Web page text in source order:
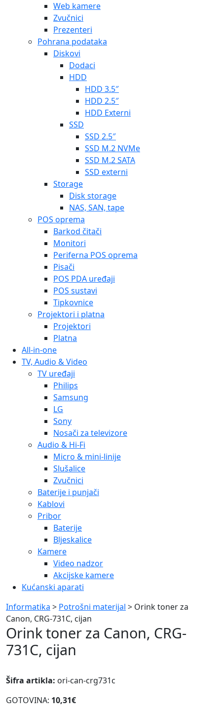
Web kamere
Zvučnici
Prezenteri
Pohrana podataka
Diskovi
Dodaci
HDD
HDD 3.5″
HDD 2.5″
HDD Externi
SSD
SSD 2.5″
SSD M.2 NVMe
SSD M.2 SATA
SSD externi
Storage
Disk storage
NAS, SAN, tape
POS oprema
Barkod čitači
Monitori
Periferna POS oprema
Pisači
POS PDA uređaji
POS sustavi
Tipkovnice
Projektori i platna
Projektori
Platna
All-in-one
TV, Audio & Video
TV uređaji
Philips
Samsung
LG
Sony
Nosači za televizore
Audio & Hi-Fi
Micro & mini-linije
Slušalice
Zvučnici
Baterije i punjači
Kablovi
Pribor
Baterije
Bljeskalice
Kamere
Video nadzor
Akcijske kamere
Kućanski aparati
Informatika > Potrošni materijal > Orink toner za
Canon, CRG-731C, cijan
Orink toner za Canon, CRG-
731C, cijan
Šifra artikla: ori-can-crg731c
GOTOVINA: 10,31€